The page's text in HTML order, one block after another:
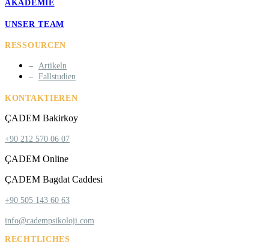
AKADEMIE
UNSER TEAM
RESSOURCEN
Artikeln
Fallstudien
KONTAKTIEREN
ÇADEM Bakirkoy
+90 212 570 06 07
ÇADEM Online
ÇADEM Bagdat Caddesi
+90 505 143 60 63
info@cadempsikoloji.com
RECHTLICHES